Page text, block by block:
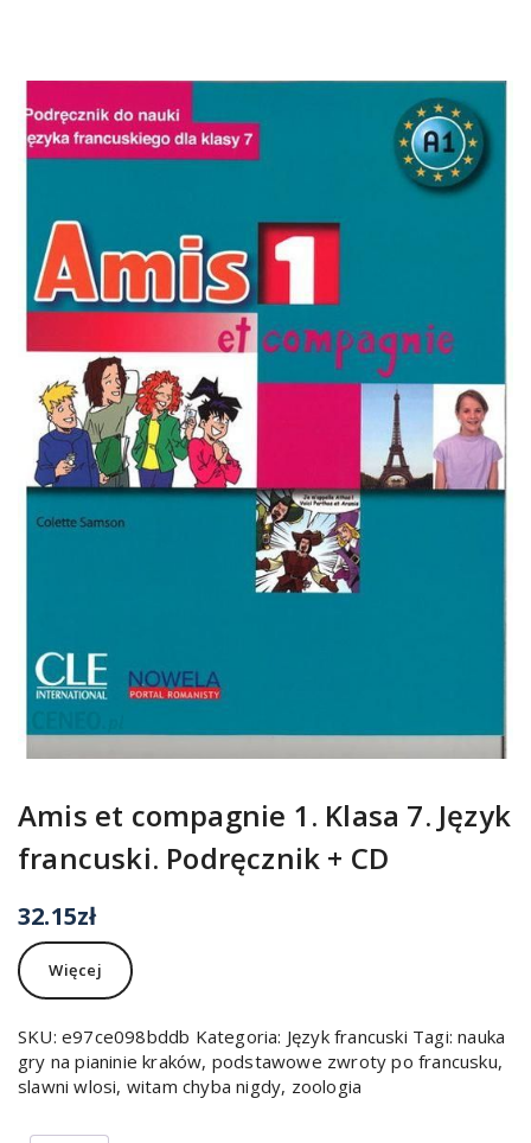
Amis et compagnie 1. Klasa 7. Język
francuski. Podręcznik + CD
32.15zł
Więcej
SKU: e97ce098bddb Kategoria: Język francuski Tagi:nauka
gry na pianinie kraków, podstawowe zwroty po francusku,
slawni wlosi, witam chyba nigdy, zoologia